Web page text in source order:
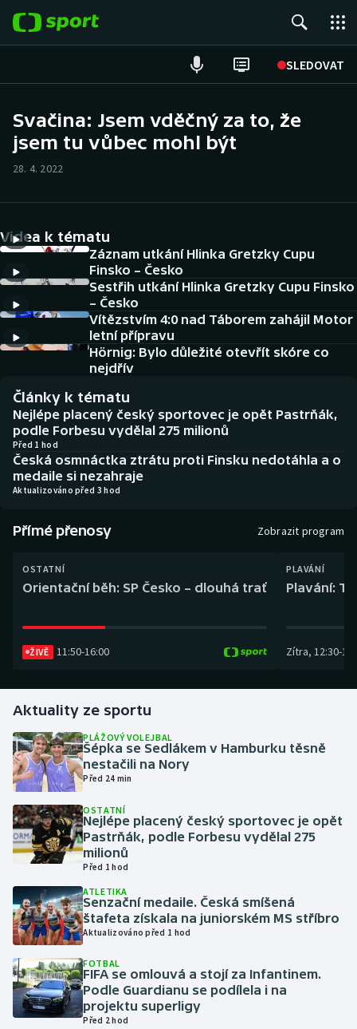
SLEDOVAT
Hokej
Cyklistika
DALŠÍ SPORTY
Americký fotbal
Baseball a softbal
Basketbal
Biatlon
Boby a skeleton
Box
Curling
Golf
Gymnastika
Házená
Jezdectví
Judo
Krasobruslení
Lezení
Lyže a snowboard
Moderní pětiboj
NEPŘEHLÉDNĚTE
Historické návraty
Aplikace ČT sport
AZ kvíz
Svačina: Jsem vděčný za to, že
jsem tu vůbec mohl být
28. 4. 2022
Videa k tématu
Záznam utkání Hlinka Gretzky Cupu
Finsko – Česko
Sestřih utkání Hlinka Gretzky Cupu Finsko
– Česko
Vítězstvím 4:0 nad Táborem zahájil Motor
letní přípravu
Hörnig: Bylo důležité otevřít skóre co
nejdřív
Články k tématu
Nejlépe placený český sportovec je opět Pastrňák,
podle Forbesu vydělal 275 milionů
Před 1 hod
Česká osmnáctka ztrátu proti Finsku nedotáhla a o
medaile si nezahraje
Aktualizováno před 3 hod
Přímé přenosy Zobrazit program
OSTATNÍ
Orientační běh: SP Česko – dlouhá trať
ŽIVĚ 11:50-16:00
PLAVÁNÍ
Plavání:
Zítra, 12:30-
Aktuality ze sportu
PLÁŽOVÝ VOLEJBAL
Šépka se Sedlákem v Hamburku těsně
nestačili na Nory
Před 24 min
OSTATNÍ
Nejlépe placený český sportovec je opět
Pastrňák, podle Forbesu vydělal 275
milionů
Před 1 hod
ATLETIKA
Senzační medaile. Česká smíšená
štafeta získala na juniorském MS stříbro
Aktualizováno před 1 hod
FOTBAL
FIFA se omlouvá a stojí za Infantinem.
Podle Guardianu se podílela i na
projektu superligy
Před 2 hod